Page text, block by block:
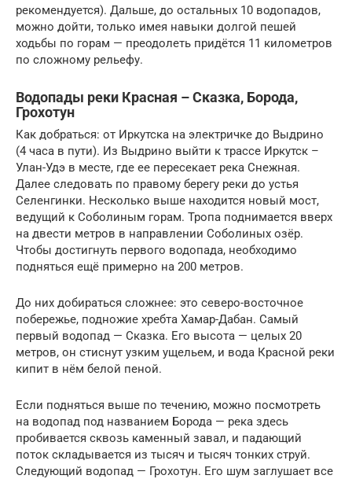
рекомендуется). Дальше, до остальных 10 водопадов,
можно дойти, только имея навыки долгой пешей
ходьбы по горам — преодолеть придётся 11 километров
по сложному рельефу.
Водопады реки Красная – Сказка, Борода,
Грохотун
Как добраться: от Иркутска на электричке до Выдрино
(4 часа в пути). Из Выдрино выйти к трассе Иркутск –
Улан-Удэ в месте, где ее пересекает река Снежная.
Далее следовать по правому берегу реки до устья
Селенгинки. Несколько выше находится новый мост,
ведущий к Соболиным горам. Тропа поднимается вверх
на двести метров в направлении Соболиных озёр.
Чтобы достигнуть первого водопада, необходимо
подняться ещё примерно на 200 метров.
До них добираться сложнее: это северо-восточное
побережье, подножие хребта Хамар-Дабан. Самый
первый водопад — Сказка. Его высота — целых 20
метров, он стиснут узким ущельем, и вода Красной реки
кипит в нём белой пеной.
Если подняться выше по течению, можно посмотреть
на водопад под названием Борода — река здесь
пробивается сквозь каменный завал, и падающий
поток складывается из тысяч и тысяч тонких струй.
Следующий водопад — Грохотун. Его шум заглушает все